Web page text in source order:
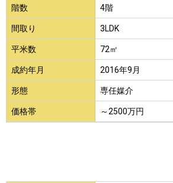
階数 4階
間取り 3LDK
平米数 72㎡
成約年月 2016年9月
形態 専任媒介
価格帯 ～2500万円